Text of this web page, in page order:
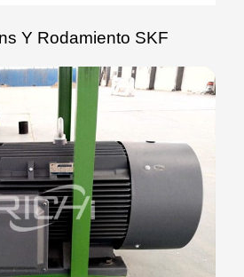
Y Rodamiento SKF